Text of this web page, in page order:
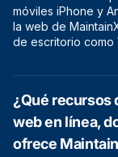
móviles iPhone y
la web de
de escritorio como
¿Qué recursos
web en línea,
ofrece